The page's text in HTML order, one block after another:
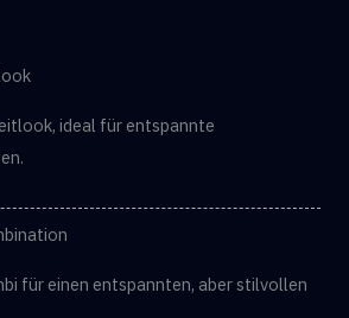
ideal für entspannte
für einen entspannten, aber stilvollen